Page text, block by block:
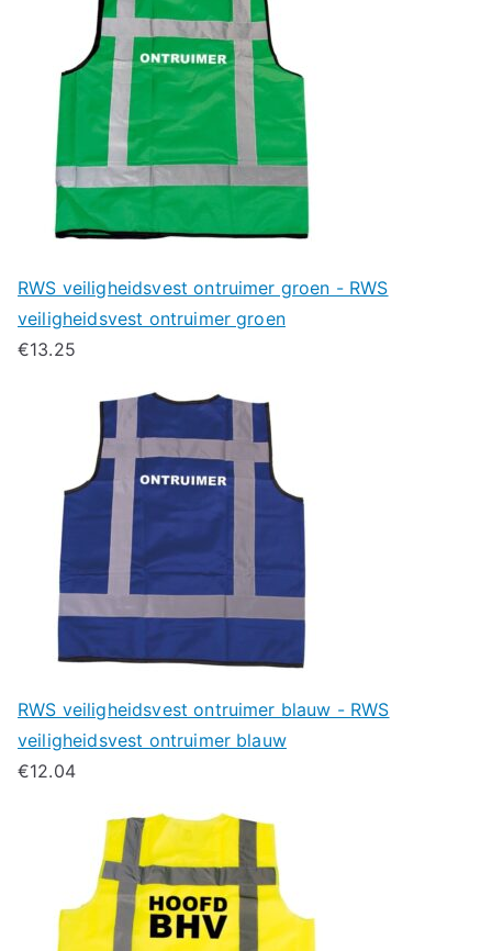
RWS veiligheidsvest ontruimer groen - RWS
veiligheidsvest ontruimer groen
€13.25
RWS veiligheidsvest ontruimer blauw - RWS
veiligheidsvest ontruimer blauw
€12.04